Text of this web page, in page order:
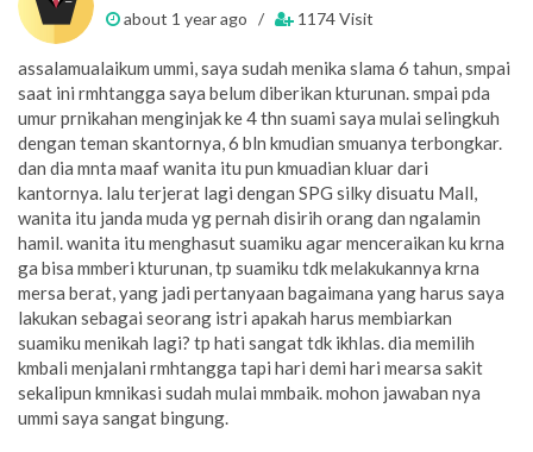
about 1 year ago /
1174 Visit
assalamualaikum ummi, saya sudah menika slama 6 tahun, smpai
saat ini rmhtangga saya belum diberikan kturunan. smpai pda
umur prnikahan menginjak ke 4 thn suami saya mulai selingkuh
dengan teman skantornya, 6 bln kmudian smuanya terbongkar.
dan dia mnta maaf wanita itu pun kmuadian kluar dari
kantornya. lalu terjerat lagi dengan SPG silky disuatu Mall,
wanita itu janda muda yg pernah disirih orang dan ngalamin
hamil. wanita itu menghasut suamiku agar menceraikan ku krna
ga bisa mmberi kturunan, tp suamiku tdk melakukannya krna
mersa berat, yang jadi pertanyaan bagaimana yang harus saya
lakukan sebagai seorang istri apakah harus membiarkan
suamiku menikah lagi? tp hati sangat tdk ikhlas. dia memilih
kmbali menjalani rmhtangga tapi hari demi hari mearsa sakit
sekalipun kmnikasi sudah mulai mmbaik. mohon jawaban nya
ummi saya sangat bingung.